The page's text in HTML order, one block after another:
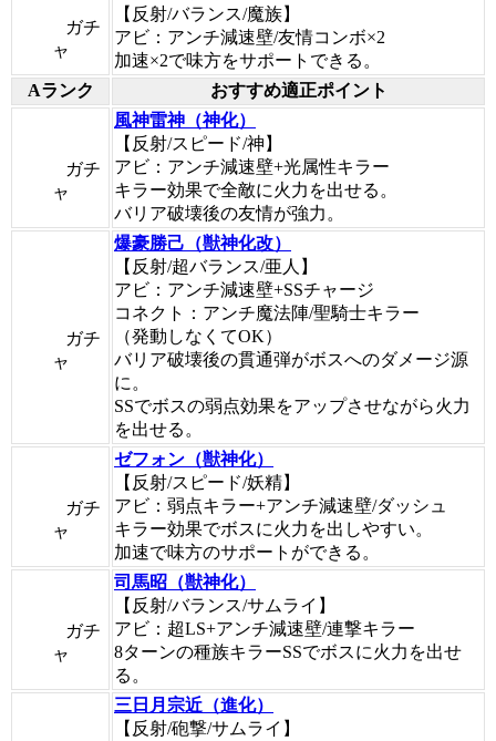
ガチ
ャ
【反射/バランス/魔族】
アビ：アンチ減速壁/友情コンボ×2
加速×2で味方をサポートできる。
Aランク
おすすめ適正ポイント
ガチ
ャ
風神雷神（神化）
【反射/スピード/神】
アビ：アンチ減速壁+光属性キラー
キラー効果で全敵に火力を出せる。
バリア破壊後の友情が強力。
ガチ
ャ
爆豪勝己（獣神化改）
【反射/超バランス/亜人】
アビ：アンチ減速壁+SSチャージ
コネクト：アンチ魔法陣/聖騎士キラー
（発動しなくてOK）
バリア破壊後の貫通弾がボスへのダメージ源
に。
SSでボスの弱点効果をアップさせながら火力
を出せる。
ガチ
ャ
ゼフォン（獣神化）
【反射/スピード/妖精】
アビ：弱点キラー+アンチ減速壁/ダッシュ
キラー効果でボスに火力を出しやすい。
加速で味方のサポートができる。
ガチ
ャ
司馬昭（獣神化）
【反射/バランス/サムライ】
アビ：超LS+アンチ減速壁/連撃キラー
8ターンの種族キラーSSでボスに火力を出せ
る。
三日月宗近（進化）
【反射/砲撃/サムライ】